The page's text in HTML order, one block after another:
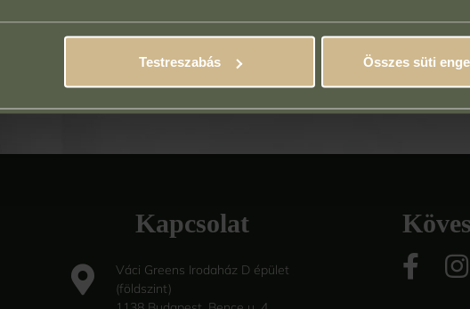
Testreszabás Összes süti
Tedd meg az első lépést a tartós
Időpontfoglalás
Kapcsolat
Váci Greens Irodaház D épület
(földszint)